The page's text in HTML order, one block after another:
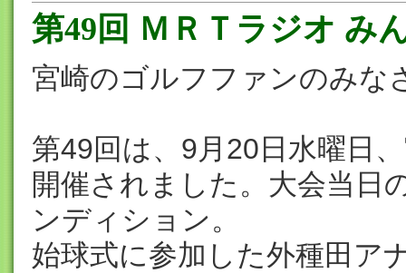
第49回 ＭＲＴラジオ み
宮崎のゴルフファンのみな
第49回は、9月20日水曜日
開催されました。大会当日
ンディション。
始球式に参加した外種田ア